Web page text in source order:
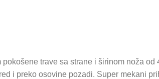
trave sa strane i širinom noža od
i preko osovine pozadi. Super mekani